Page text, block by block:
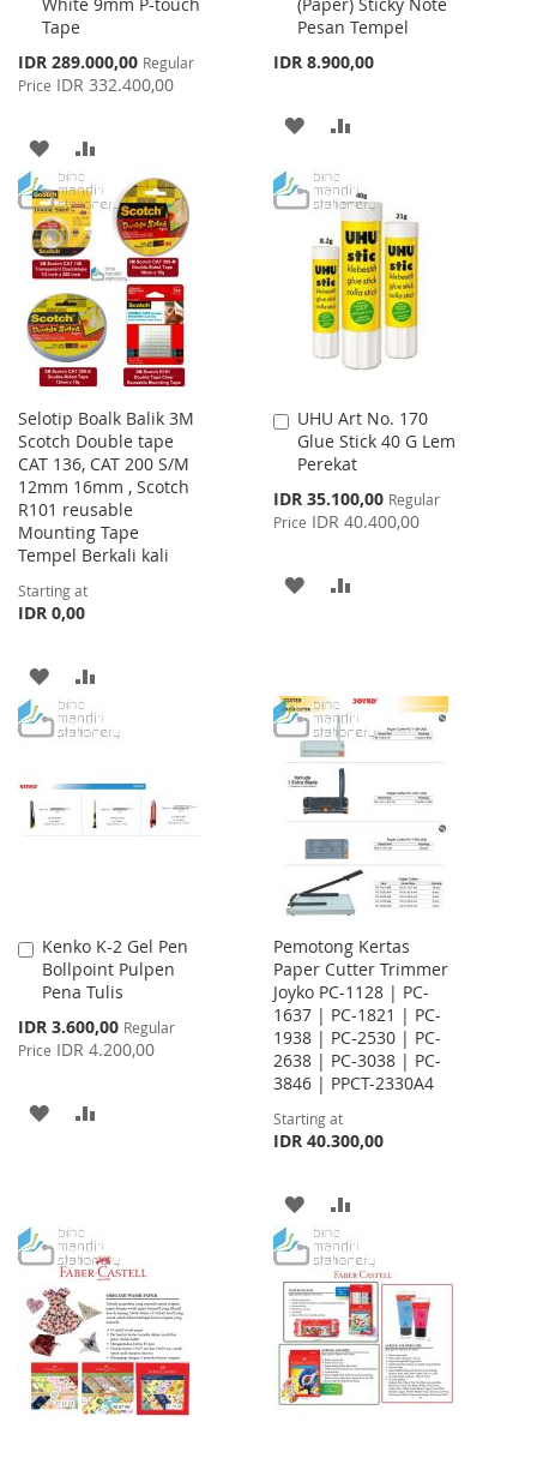
Tape
Special
Price
IDR 289.000,00 Regular
Price IDR 332.400,00
Cart
ADD
TO
WISH
LIST
TO
COMPARE
Pesan Tempel
IDR 8.900,00
Cart
ADD
WISH
LIST
COMPARE
Selotip Boalk Balik 3M
Scotch Double tape
CAT 136, CAT 200 S/M
12mm 16mm , Scotch
R101 reusable
Mounting Tape
Tempel Berkali kali
Starting at
IDR 0,00
ADD
TO
TO
UHU Art No. 170
Glue Stick 40 G Lem
Perekat
Special
Price
IDR 35.100,00 Regular
Price IDR 40.400,00
Add
to
Cart
ADD
LIST
Kenko K-2 Gel Pen
Bollpoint Pulpen
Pena Tulis
Special
Price
IDR 3.600,00 Regular
Price IDR 4.200,00
Add
to
Cart
ADD
LIST
Pemotong Kertas
Paper Cutter Trimmer
Joyko PC-1128 | PC-
1637 | PC-1821 | PC-
1938 | PC-2530 | PC-
2638 | PC-3038 | PC-
3846 | PPCT-2330A4
Starting at
IDR 40.300,00
ADD
TO
WISH
LIST
TO
COMPARE